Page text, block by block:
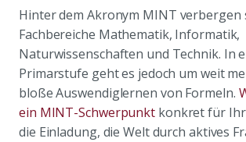
Hinter dem Akronym MINT verbergen
Fachbereiche Mathematik, Informatik,
Naturwissenschaften und Technik. In
Primarstufe geht es jedoch um weit
bloße Auswendiglernen von Formeln.
ein MINT-Schwerpunkt konkret für Ihr
die Einladung, die Welt durch aktives